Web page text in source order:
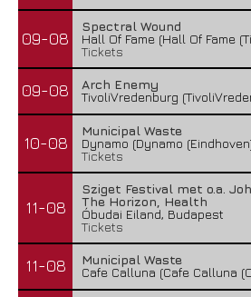
09-08
Spectral Wound
Hall Of Fame (Hall Of Fame
Tickets
09-08
Arch Enemy
TivoliVredenburg
10-08
Municipal Waste
Dynamo (Dynamo
Tickets
11-08
Sziget Festival met o.a.
The Horizon, Health
Óbudai Eiland, Budapest
Tickets
11-08
Municipal Waste
Cafe Calluna (Cafe Calluna